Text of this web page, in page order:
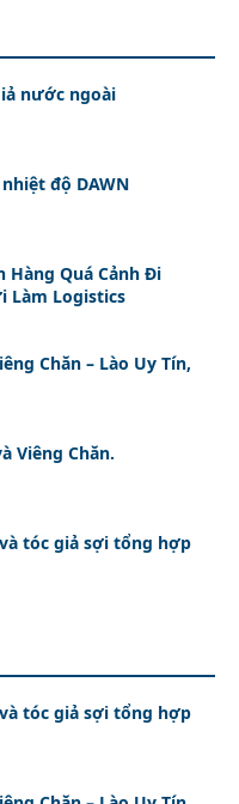
nước ngoài
độ DAWN
Hàng Quá Cảnh Đi
Làm Logistics
Chăn – Lào Uy Tín,
Viêng Chăn.
tóc giả sợi tổng hợp
tóc giả sợi tổng hợp